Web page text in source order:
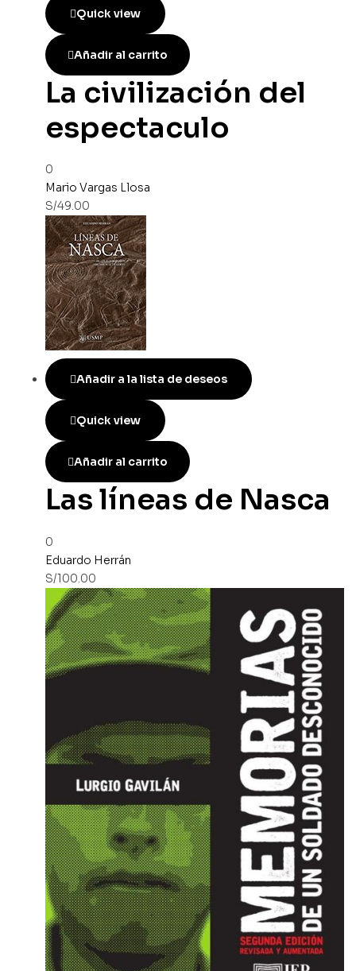
Quick view
Añadir al carrito
La civilización del
espectaculo
0
Mario Vargas Llosa
S/49.00
Añadir a la lista de deseos
Quick view
Añadir al carrito
Las líneas de Nasca
0
Eduardo Herrán
S/100.00